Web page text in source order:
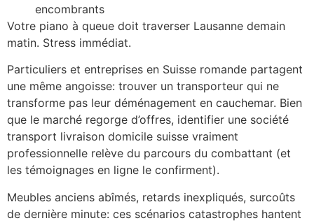
encombrants
Votre piano à queue doit traverser Lausanne demain
matin. Stress immédiat.
Particuliers et entreprises en Suisse romande partagent
une même angoisse: trouver un transporteur qui ne
transforme pas leur déménagement en cauchemar. Bien
que le marché regorge d’offres, identifier une société
transport livraison domicile suisse vraiment
professionnelle relève du parcours du combattant (et
les témoignages en ligne le confirment).
Meubles anciens abîmés, retards inexpliqués, surcoûts
de dernière minute: ces scénarios catastrophes hantent